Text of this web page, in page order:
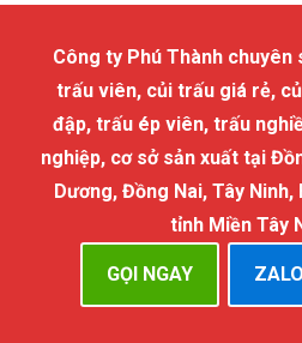
Công ty Phú Thành chuyên
trấu viên, củi trấu giá rẻ,
đập, trấu ép viên, trấu
nghiệp, cơ sở sản xuất tại
Dương, Đồng Nai, Tây Ninh,
tỉnh Miền Tây
GỌI NGAY ZALO